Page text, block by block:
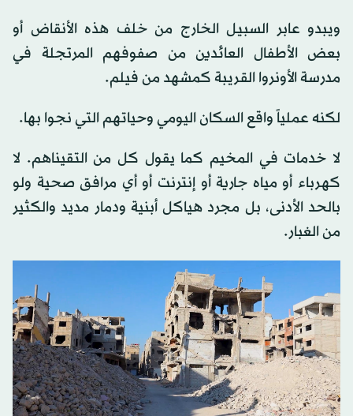
ويبدو عابر السبيل الخارج من خلف هذه الأنقاض أو
بعض الأطفال العائدين من صفوفهم المرتجلة في
مدرسة الأونروا القريبة كمشهد من فيلم.
لكنه عملياً واقع السكان اليومي وحياتهم التي نجوا بها.
لا خدمات في المخيم كما يقول كل من التقيناهم. لا
كهرباء أو مياه جارية أو إنترنت أو أي مرافق صحية ولو
بالحد الأدنى، بل مجرد هياكل أبنية ودمار مديد والكثير
من الغبار.